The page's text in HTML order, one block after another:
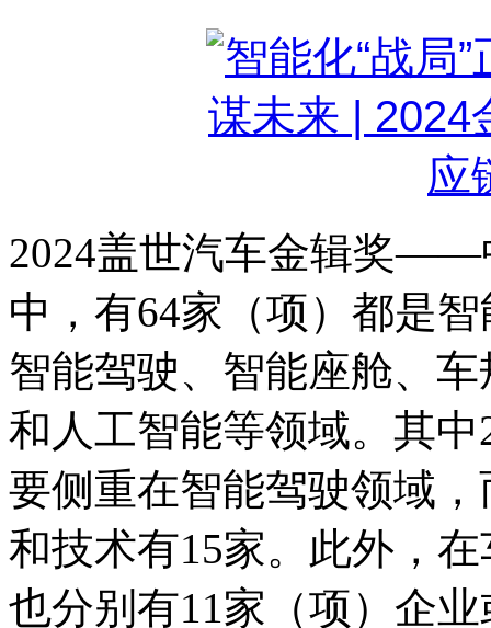
2024盖世汽车金辑奖——
中，有64家（项）都是
智能驾驶、智能座舱、
和人工智能等领域。其
要侧重在智能驾驶领域
和技术有15家。此外，
也分别有11家（项）企